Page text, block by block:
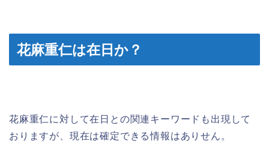
花麻重仁は在日か？
花麻重仁に対して在日との関連キーワードも出現して
おりますが、現在は確定できる情報はありせん。